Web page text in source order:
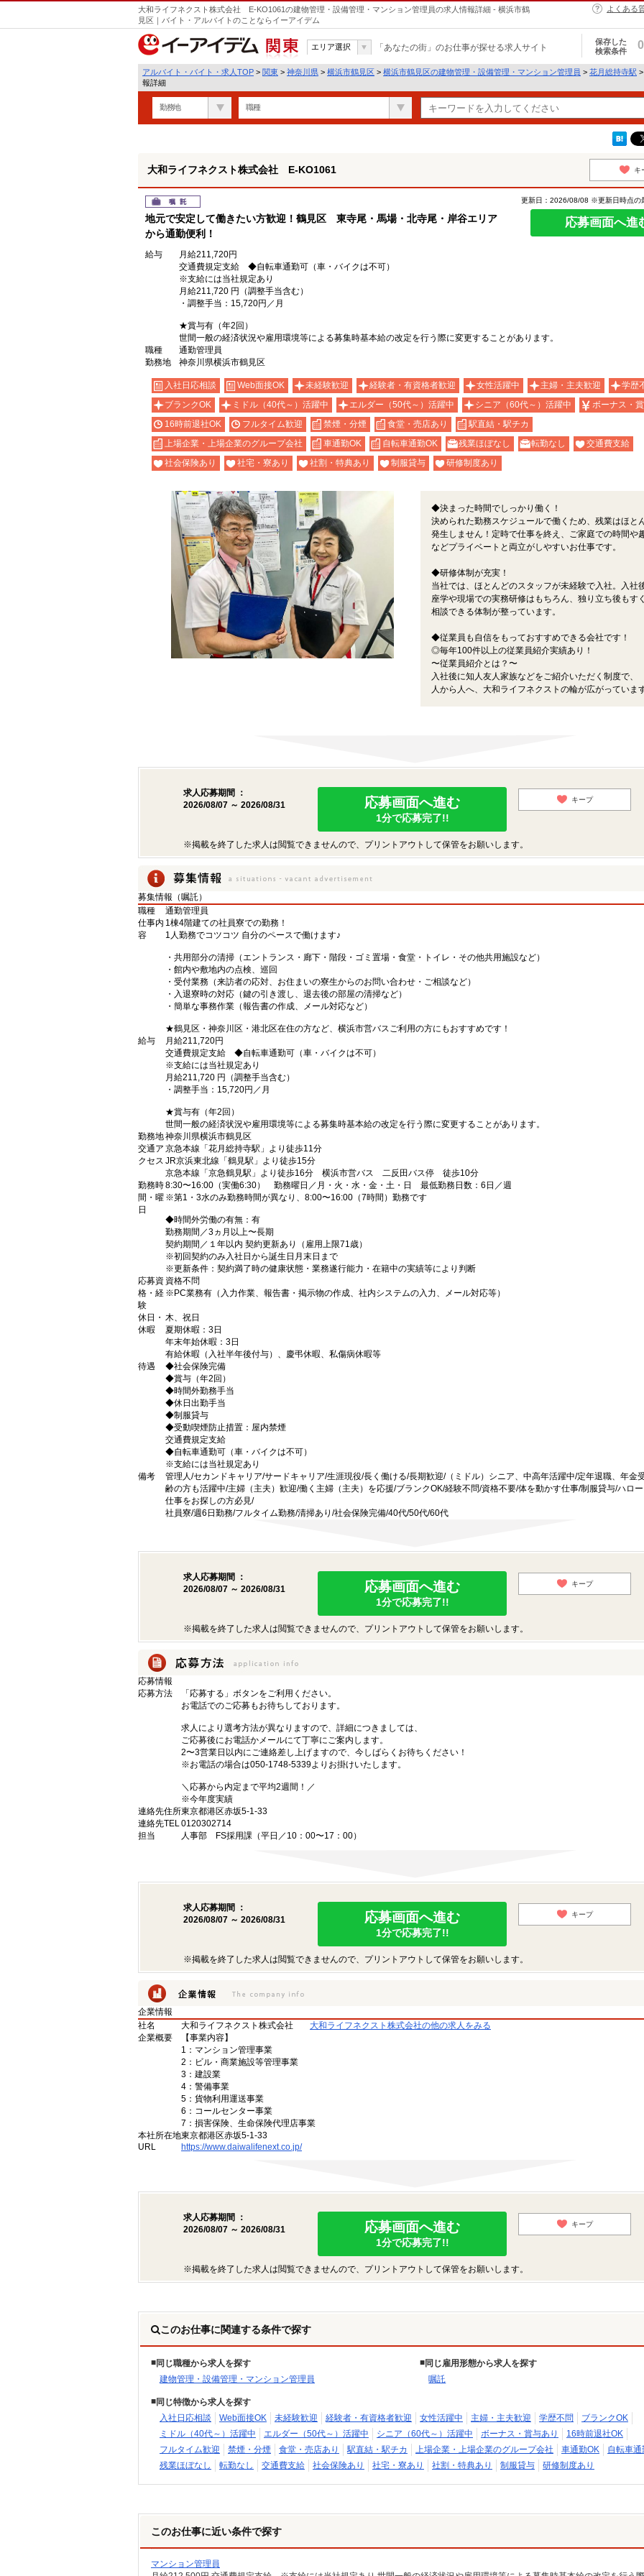
大和ライフネクスト株式会社 E-KO1061の建物管理・設備管理・マンション管理員の求人情報詳細 - 横浜市鶴
見区｜バイト・アルバイトのことならイーアイデム
よくある
関東
エリア選択 「あなたの街」のお仕事が探せる求人サイト
保存した
検索条件
0
アルバイト・バイト・求人TOP > 関東 > 神奈川県 > 横浜市鶴見区 > 横浜市鶴見区の建物管理・設備管理・マンション管理員 > 花月総持寺駅
報詳細
勤務地 職種
大和ライフネクスト株式会社 E-KO1061 キ
嘱託
地元で安定して働きたい方歓迎！鶴見区 東寺尾・馬場・北寺尾・岸谷エリア
から通勤便利！
更新日：2026/08/08 ※更新日時点の
応募画面へ進
給与
月給211,720円
交通費規定支給 ◆自転車通勤可（車・バイクは不可）
※支給には当社規定あり
月給211,720 円（調整手当含む）
・調整手当：15,720円／月
★賞与有（年2回）
世間一般の経済状況や雇用環境等による募集時基本給の改定を行う際に変更することがあります。
職種
通勤管理員
勤務地
神奈川県横浜市鶴見区
入社日応相談 Web面接OK 未経験歓迎 経験者・有資格者歓迎 女性活躍中 主婦・主夫歓迎
学歴
ブランクOK
ミドル（40代～）活躍中 エルダー（50代～）活躍中 シニア（60代～）活躍中
ボーナス・
16時前退社OK
フルタイム歓迎 禁煙・分煙 食堂・売店あり
駅直結・駅チカ
上場企業・上場企業のグループ会社
車通勤OK 自転車通勤OK 残業ほぼなし 転勤なし
交通費支給
社会保険あり
社宅・寮あり 社割・特典あり 制服貸与 研修制度あり
◆決まった時間でしっかり働く！
決められた勤務スケジュールで働くため、残業はほと
発生しません！定時で仕事を終え、ご家庭での時間や
などプライベートと両立がしやすいお仕事です。
◆研修体制が充実！
当社では、ほとんどのスタッフが未経験で入社。入社
座学や現場での実務研修はもちろん、独り立ち後もす
相談できる体制が整っています。
◆従業員も自信をもっておすすめできる会社です！
◎毎年100件以上の従業員紹介実績あり！
〜従業員紹介とは？〜
入社後に知人友人家族などをご紹介いただく制度で、
人から人へ、大和ライフネクストの輪が広がっていま
求人応募期間 ：
2026/08/07 ～ 2026/08/31
応募画面へ進む
1分で応募完了!!
キープ
※掲載を終了した求人は閲覧できませんので、プリントアウトして保管をお願いします。
募集情報（嘱託）
職種
通勤管理員
仕事内
容
1棟4階建ての社員寮での勤務！
1人勤務でコツコツ 自分のペースで働けます♪
・共用部分の清掃（エントランス・廊下・階段・ゴミ置場・食堂・トイレ・その他共用施設など）
・館内や敷地内の点検、巡回
・受付業務（来訪者の応対、お住まいの寮生からのお問い合わせ・ご相談など）
・入退寮時の対応（鍵の引き渡し、退去後の部屋の清掃など）
・簡単な事務作業（報告書の作成、メール対応など）
★鶴見区・神奈川区・港北区在住の方など、横浜市営バスご利用の方にもおすすめです！
給与
月給211,720円
交通費規定支給 ◆自転車通勤可（車・バイクは不可）
※支給には当社規定あり
月給211,720 円（調整手当含む）
・調整手当：15,720円／月
★賞与有（年2回）
世間一般の経済状況や雇用環境等による募集時基本給の改定を行う際に変更することがあります。
勤務地神奈川県横浜市鶴見区
交通ア
クセス
京急本線「花月総持寺駅」より徒歩11分
JR京浜東北線「鶴見駅」より徒歩15分
京急本線「京急鶴見駅」より徒歩16分 横浜市営バス 二反田バス停 徒歩10分
勤務時
間・曜
日
8:30〜16:00（実働6:30） 勤務曜日／月・火・水・金・土・日 最低勤務日数：6日／週
※第1・3水のみ勤務時間が異なり、8:00〜16:00（7時間）勤務です
◆時間外労働の有無：有
勤務期間／3ヵ月以上〜長期
契約期間／１年以内 契約更新あり（雇用上限71歳）
※初回契約のみ入社日から誕生日月末日まで
※更新条件：契約満了時の健康状態・業務遂行能力・在籍中の実績等により判断
応募資
格・経
験
資格不問
※PC業務有（入力作業、報告書・掲示物の作成、社内システムの入力、メール対応等）
休日・
休暇
木、祝日
夏期休暇：3日
年末年始休暇：3日
有給休暇（入社半年後付与）、慶弔休暇、私傷病休暇等
待遇
◆社会保険完備
◆賞与（年2回）
◆時間外勤務手当
◆休日出勤手当
◆制服貸与
◆受動喫煙防止措置：屋内禁煙
交通費規定支給
◆自転車通勤可（車・バイクは不可）
※支給には当社規定あり
備考
管理人/セカンドキャリア/サードキャリア/生涯現役/長く働ける/長期歓迎/（ミドル）シニア、中高年活躍中/定年退職、年金
齢の方も活躍中/主婦（主夫）歓迎/働く主婦（主夫）を応援/ブランクOK/経験不問/資格不要/体を動かす仕事/制服貸与/ハロ
仕事をお探しの方必見/
社員寮/週6日勤務/フルタイム勤務/清掃あり/社会保険完備/40代/50代/60代
求人応募期間 ：
2026/08/07 ～ 2026/08/31
応募画面へ進む
1分で応募完了!!
キープ
※掲載を終了した求人は閲覧できませんので、プリントアウトして保管をお願いします。
応募情報
応募方法
「応募する」ボタンをご利用ください。
お電話でのご応募もお待ちしております。
求人により選考方法が異なりますので、詳細につきましては、
ご応募後にお電話かメールにて丁寧にご案内します。
2〜3営業日以内にご連絡差し上げますので、今しばらくお待ちください！
※お電話の場合は050-1748-5339よりお掛けいたします。
＼応募から内定まで平均2週間！／
※今年度実績
連絡先住所東京都港区赤坂5-1-33
連絡先TEL0120302714
担当
人事部 FS採用課（平日／10：00〜17：00）
求人応募期間 ：
2026/08/07 ～ 2026/08/31
応募画面へ進む
1分で応募完了!!
キープ
※掲載を終了した求人は閲覧できませんので、プリントアウトして保管をお願いします。
企業情報
社名
大和ライフネクスト株式会社
大和ライフネクスト株式会社の他の求人をみる
企業概要
【事業内容】
1：マンション管理事業
2：ビル・商業施設等管理事業
3：建設業
4：警備事業
5：貨物利用運送事業
6：コールセンター事業
7：損害保険、生命保険代理店事業
本社所在地東京都港区赤坂5-1-33
URL
https://www.daiwalifenext.co.jp/
求人応募期間 ：
2026/08/07 ～ 2026/08/31
応募画面へ進む
1分で応募完了!!
キープ
※掲載を終了した求人は閲覧できませんので、プリントアウトして保管をお願いします。
このお仕事に関連する条件で探す
同じ職種から求人を探す
建物管理・設備管理・マンション管理員
同じ雇用形態から求人を探す
嘱託
同じ特徴から求人を探す
入社日応相談
Web面接OK 未経験歓迎 経験者・有資格者歓迎 女性活躍中 主婦・主夫歓迎 学歴不問
ブランクOK
ミドル（40代～）活躍中
エルダー（50代～）活躍中 シニア（60代～）活躍中 ボーナス・賞与あり
16時前退社OK
フルタイム歓迎
禁煙・分煙 食堂・売店あり 駅直結・駅チカ 上場企業・上場企業のグループ会社 車通勤OK
自転車通
残業ほぼなし
転勤なし 交通費支給 社会保険あり 社宅・寮あり 社割・特典あり 制服貸与 研修制度あり
このお仕事に近い条件で探す
マンション管理員